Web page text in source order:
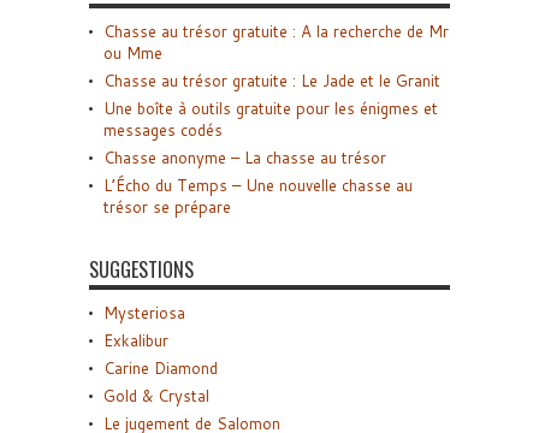
Chasse au trésor gratuite : A la recherche de Mr
ou Mme
Chasse au trésor gratuite : Le Jade et le Granit
Une boîte à outils gratuite pour les énigmes et
messages codés
Chasse anonyme – La chasse au trésor
L’Écho du Temps – Une nouvelle chasse au
trésor se prépare
SUGGESTIONS
Mysteriosa
Exkalibur
Carine Diamond
Gold & Crystal
Le jugement de Salomon